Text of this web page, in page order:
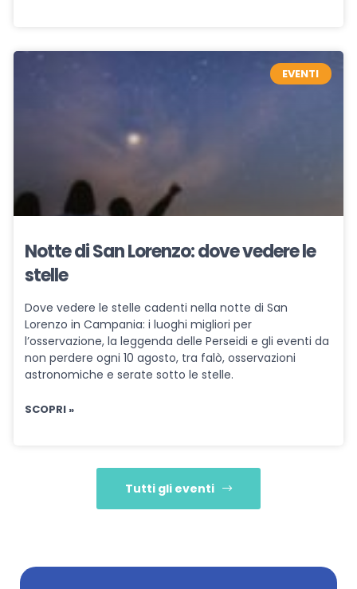
EVENTI
Notte di San Lorenzo: dove vedere le
stelle
Dove vedere le stelle cadenti nella notte di San
Lorenzo in Campania: i luoghi migliori per
l’osservazione, la leggenda delle Perseidi e gli eventi da
non perdere ogni 10 agosto, tra falò, osservazioni
astronomiche e serate sotto le stelle.
SCOPRI »
Tutti gli eventi